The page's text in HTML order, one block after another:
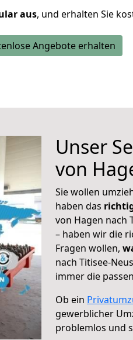
aus, und erhalten Sie
Angebote erhalten
Unser
von
Sie wollen
haben das
von Hagen nach
– haben wir die
Fragen wollen,
nach Titisee-
immer die
Ob ein
gewerblicher
problemlos und